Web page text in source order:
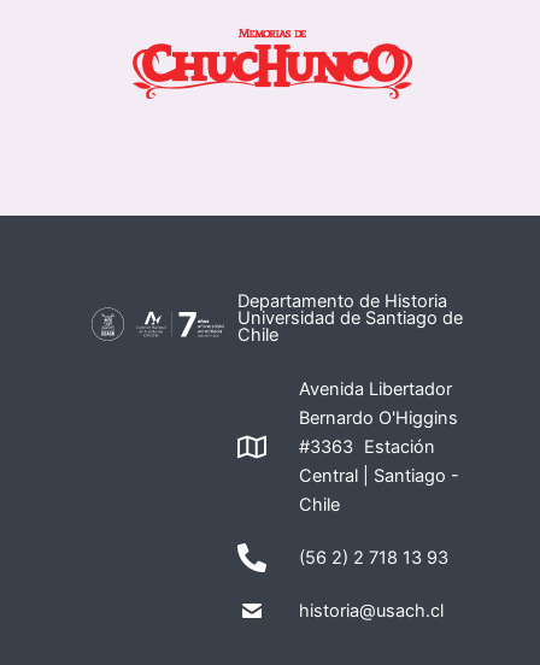
Departamento de Historia
Universidad de Santiago de
Chile
Avenida Libertador
Bernardo O'Higgins
#3363 Estación
Central | Santiago -
Chile
(56 2) 2 718 13 93
historia@usach.cl